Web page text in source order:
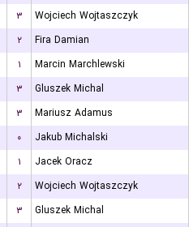
۳
Wojciech Wojtaszczyk
۲
Fira Damian
۱
Marcin Marchlewski
۳
Gluszek Michal
۳
Mariusz Adamus
۰
Jakub Michalski
۱
Jacek Oracz
۲
Wojciech Wojtaszczyk
۳
Gluszek Michal